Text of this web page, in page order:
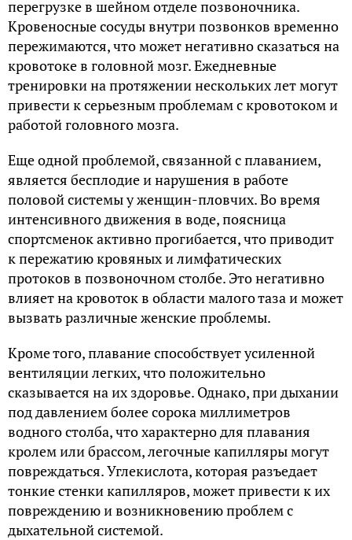
перегрузке в шейном отделе позвоночника.
Кровеносные сосуды внутри позвонков временно
пережимаются, что может негативно сказаться на
кровотоке в головной мозг. Ежедневные
тренировки на протяжении нескольких лет могут
привести к серьезным проблемам с кровотоком и
работой головного мозга.
Еще одной проблемой, связанной с плаванием,
является бесплодие и нарушения в работе
половой системы у женщин-пловчих. Во время
интенсивного движения в воде, поясница
спортсменок активно прогибается, что приводит
к пережатию кровяных и лимфатических
протоков в позвоночном столбе. Это негативно
влияет на кровоток в области малого таза и может
вызвать различные женские проблемы.
Кроме того, плавание способствует усиленной
вентиляции легких, что положительно
сказывается на их здоровье. Однако, при дыхании
под давлением более сорока миллиметров
водного столба, что характерно для плавания
кролем или брассом, легочные капилляры могут
повреждаться. Углекислота, которая разъедает
тонкие стенки капилляров, может привести к их
повреждению и возникновению проблем с
дыхательной системой.